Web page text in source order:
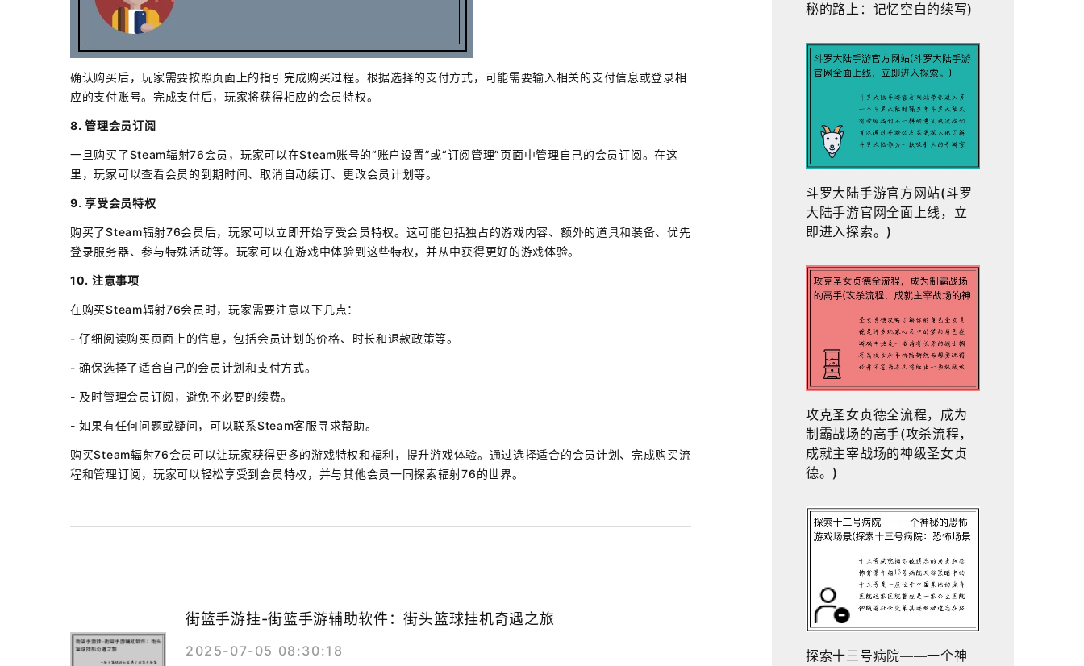
确认购买后，玩家需要按照页面上的指引完成购买过程。根据选择的支付方式，可能需要输入相关的支付信息或登录相
应的支付账号。完成支付后，玩家将获得相应的会员特权。
8. 管理会员订阅
一旦购买了Steam辐射76会员，玩家可以在Steam账号的“账户设置”或“订阅管理”页面中管理自己的会员订阅。在这
里，玩家可以查看会员的到期时间、取消自动续订、更改会员计划等。
9. 享受会员特权
购买了Steam辐射76会员后，玩家可以立即开始享受会员特权。这可能包括独占的游戏内容、额外的道具和装备、优先
登录服务器、参与特殊活动等。玩家可以在游戏中体验到这些特权，并从中获得更好的游戏体验。
10. 注意事项
在购买Steam辐射76会员时，玩家需要注意以下几点：
- 仔细阅读购买页面上的信息，包括会员计划的价格、时长和退款政策等。
- 确保选择了适合自己的会员计划和支付方式。
- 及时管理会员订阅，避免不必要的续费。
- 如果有任何问题或疑问，可以联系Steam客服寻求帮助。
购买Steam辐射76会员可以让玩家获得更多的游戏特权和福利，提升游戏体验。通过选择适合的会员计划、完成购买流
程和管理订阅，玩家可以轻松享受到会员特权，并与其他会员一同探索辐射76的世界。
街篮手游挂-街篮手游辅助软件：街头篮球挂机奇遇之旅
2025-07-05 08:30:18
秘的路上：记忆空白的续写)
斗罗大陆手游官方网站(斗罗
大陆手游官网全面上线，立
即进入探索。)
攻克圣女贞德全流程，成为
制霸战场的高手(攻杀流程，
成就主宰战场的神级圣女贞
德。)
探索十三号病院——一个神